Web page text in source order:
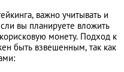
важно учитывать и
вы планируете вложить
монету. Подход к
быть взвешенным, так как